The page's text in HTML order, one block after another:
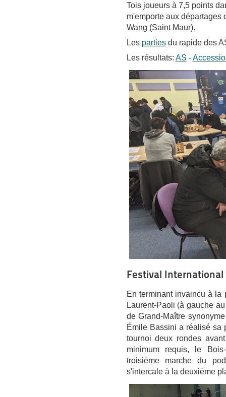
Tois joueurs à 7,5 points
m'emporte aux départages
Wang (Saint Maur).
Les partiesdu rapide des
Les résultats: AS -
Festival International
En terminant invaincu à la
Laurent-Paoli (à gauche
de Grand-Maître
Émile Bassini a réalisé sa
tournoi deux rondes
minimum requis, le
troisième marche du
s'intercale à la deuxième